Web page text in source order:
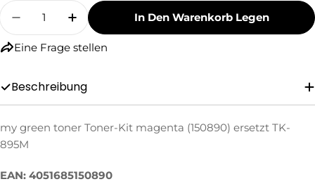
Menge
Menge Für My Green Toner Toner-Kit
Menge Für My Green Toner Toner-
In Den Warenkorb Legen
Eine Frage stellen
Name
Beschreibung
my green toner Toner-Kit magenta (150890) ersetzt TK-
895M
EAN: 4051685150890